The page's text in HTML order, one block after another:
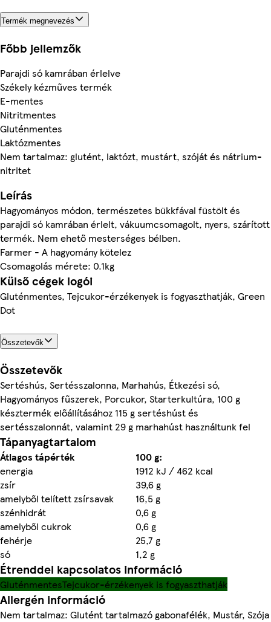
Termék megnevezés
Főbb jellemzők
Parajdi só kamrában érlelve
Székely kézműves termék
E-mentes
Nitritmentes
Gluténmentes
Laktózmentes
Nem tartalmaz: glutént, laktózt, mustárt, szóját és nátrium-
nitritet
Leírás
Hagyományos módon, természetes bükkfával füstölt és
parajdi só kamrában érlelt, vákuumcsomagolt, nyers, szárított
termék. Nem ehető mesterséges bélben.
Farmer - A hagyomány kötelez
Csomagolás mérete: 0.1kg
Külső cégek logói
Gluténmentes, Tejcukor-érzékenyek is fogyaszthatják, Green
Dot
Összetevők
Összetevők
Sertéshús, Sertésszalonna, Marhahús, Étkezési só,
Hagyományos fűszerek, Porcukor, Starterkultúra, 100 g
késztermék előállításához 115 g sertéshúst és
sertésszalonnát, valamint 29 g marhahúst használtunk fel
Tápanyagtartalom
Átlagos tápérték
100 g:
energia
1912 kJ / 462 kcal
zsír
39,6 g
amelyből telített zsírsavak
16,5 g
szénhidrát
0,6 g
amelyből cukrok
0,6 g
fehérje
25,7 g
só
1,2 g
Étrenddel kapcsolatos információ
GluténmentesTejcukor-érzékenyek is fogyaszthatják
Allergén információ
Nem tartalmaz: Glutént tartalmazó gabonafélék, Mustár, Szója